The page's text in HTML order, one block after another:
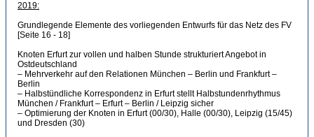
2019:
Grundlegende Elemente des vorliegenden Entwurfs für das Netz des FV
[Seite 16 - 18]
Knoten Erfurt zur vollen und halben Stunde strukturiert Angebot in
Ostdeutschland
– Mehrverkehr auf den Relationen München – Berlin und Frankfurt –
Berlin
– Halbstündliche Korrespondenz in Erfurt stellt Halbstundenrhythmus
München / Frankfurt – Erfurt – Berlin / Leipzig sicher
– Optimierung der Knoten in Erfurt (00/30), Halle (00/30), Leipzig (15/45)
und Dresden (30)